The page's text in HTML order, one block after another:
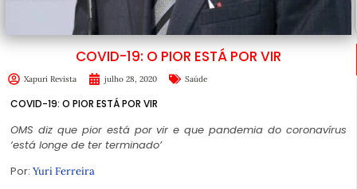
COVID-19: O PIOR ESTÁ POR VIR
Xapuri Revista julho 28, 2020 Saúde
COVID-19: O PIOR ESTÁ POR VIR
OMS diz que pior está por vir e que pandemia do coronavírus
‘está longe de ter terminado’
Por: Yuri Ferreira